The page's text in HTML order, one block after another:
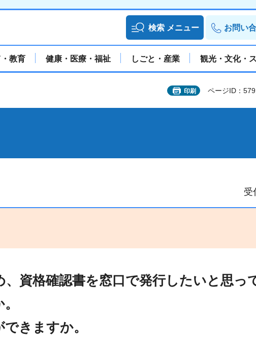
検索 メニュー お問い
教育 健康・医療・福祉 しごと・産業 観光・文化・
印刷 ページID：
受
資格確認書を窓口で発行したいと思っ
きますか。